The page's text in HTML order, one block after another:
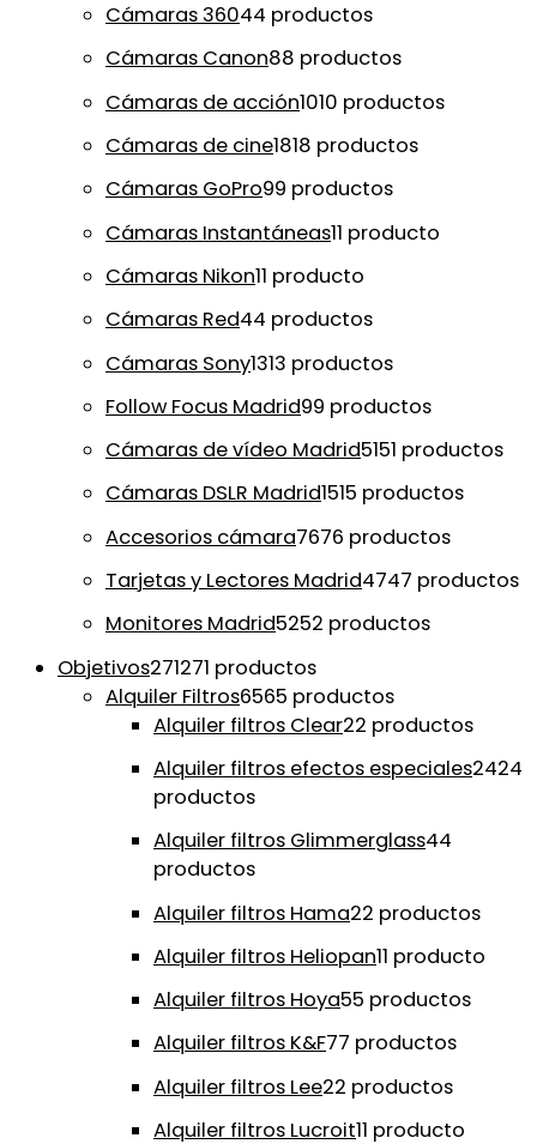
Cámaras 36044 productos
Cámaras Canon88 productos
Cámaras de acción1010 productos
Cámaras de cine1818 productos
Cámaras GoPro99 productos
Cámaras Instantáneas11 producto
Cámaras Nikon11 producto
Cámaras Red44 productos
Cámaras Sony1313 productos
Follow Focus Madrid99 productos
Cámaras de vídeo Madrid5151 productos
Cámaras DSLR Madrid1515 productos
Accesorios cámara7676 productos
Tarjetas y Lectores Madrid4747 productos
Monitores Madrid5252 productos
Objetivos271271 productos
Alquiler Filtros6565 productos
Alquiler filtros Clear22 productos
Alquiler filtros efectos especiales2424
productos
Alquiler filtros Glimmerglass44
productos
Alquiler filtros Hama22 productos
Alquiler filtros Heliopan11 producto
Alquiler filtros Hoya55 productos
Alquiler filtros K&F77 productos
Alquiler filtros Lee22 productos
Alquiler filtros Lucroit11 producto